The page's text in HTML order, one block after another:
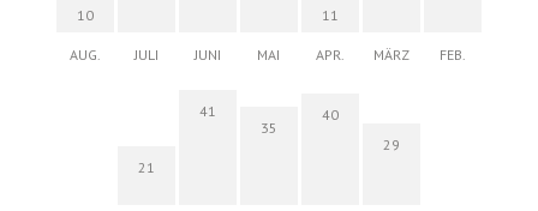
10
AUG. JULI JUNI MAI
11
APR. MÄRZ FEB.
21
41
35
40
29